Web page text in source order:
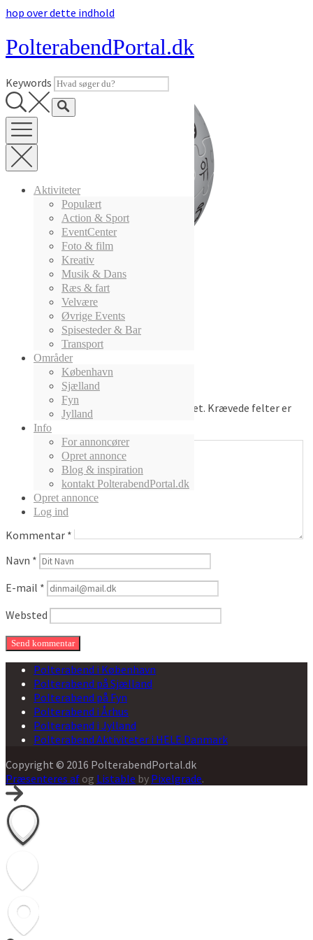
hop over dette indhold
PolterabendPortal.dk
Keywords
Aktiviteter
Populært
Action & Sport
EventCenter
Foto & film
Kreativ
Musik & Dans
Ræs & fart
Velvære
Øvrige Events
Spisesteder & Bar
Transport
Områder
København
Sjælland
Fyn
Jylland
Info
For annoncører
Opret annonce
Blog & inspiration
kontakt PolterabendPortal.dk
Opret annonce
Log ind
Wikipedia-logo-v2.svg
Indlægsnavigation
Polterabend – wikipedia
Skriv et svar
Login på PolterabendPortal med:
Din e-mailadresse vil ikke blive publiceret. Krævede felter er
markeret med*
Kommentar *
Navn *
E-mail *
Websted
Polterabend i København
Polterabend på Sjælland
Polterabend på Fyn
Polterabend i Århus
Polterabend i Jylland
Polterabend Aktiviteter i HELE Danmark
Copyright © 2016 PolterabendPortal.dk
Præsenteres af og Listable by Pixelgrade.